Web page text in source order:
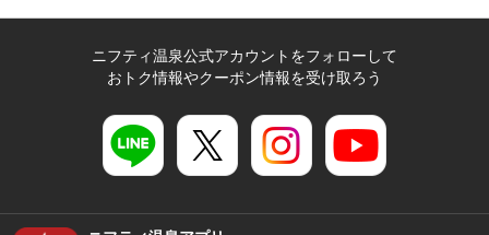
ニフティ温泉公式アカウントをフォローして
おトク情報やクーポン情報を受け取ろう